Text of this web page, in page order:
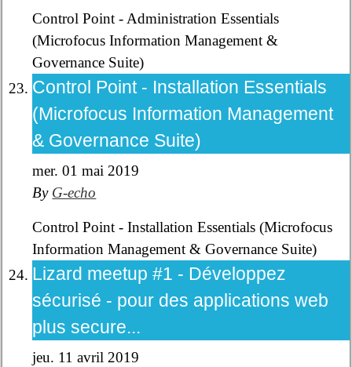
Control Point - Administration Essentials
(Microfocus Information Management &
Governance Suite)
Control Point - Installation Essentials
(Microfocus Information Management
& Governance Suite)
mer. 01 mai 2019
By G-echo
Control Point - Installation Essentials (Microfocus
Information Management & Governance Suite)
Lizard meetup #1 - Développez
sécurisé - pour des applications web
plus secure...
jeu. 11 avril 2019